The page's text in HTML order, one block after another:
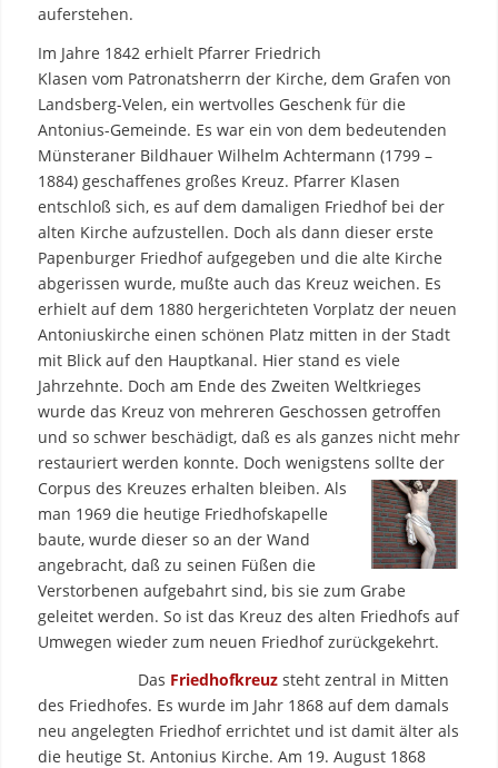
auferstehen.
Im Jahre 1842 erhielt Pfarrer Friedrich
Klasen vom Patronatsherrn der Kirche, dem Grafen von
Landsberg-Velen, ein wertvolles Geschenk für die
Antonius-Gemeinde. Es war ein von dem bedeutenden
Münsteraner Bildhauer Wilhelm Achtermann (1799 –
1884) geschaffenes großes Kreuz. Pfarrer Klasen
entschloß sich, es auf dem damaligen Friedhof bei der
alten Kirche aufzustellen. Doch als dann dieser erste
Papenburger Friedhof aufgegeben und die alte Kirche
abgerissen wurde, mußte auch das Kreuz weichen. Es
erhielt auf dem 1880 hergerichteten Vorplatz der neuen
Antoniuskirche einen schönen Platz mitten in der Stadt
mit Blick auf den Hauptkanal. Hier stand es viele
Jahrzehnte. Doch am Ende des Zweiten Weltkrieges
wurde das Kreuz von mehreren Geschossen getroffen
und so schwer beschädigt, daß es als ganzes nicht mehr
restauriert werden konnte. Doch wenigstens sollte der
Corpus des Kreuzes erhalten bleiben. Als
man 1969 die heutige Friedhofskapelle
baute, wurde dieser so an der Wand
angebracht, daß zu seinen Füßen die
Verstorbenen aufgebahrt sind, bis sie zum Grabe
geleitet werden. So ist das Kreuz des alten Friedhofs auf
Umwegen wieder zum neuen Friedhof zurückgekehrt.
Das Friedhofkreuzsteht zentral in Mitten
des Friedhofes. Es wurde im Jahr 1868 auf dem damals
neu angelegten Friedhof errichtet und ist damit älter als
die heutige St. Antonius Kirche. Am 19. August 1868